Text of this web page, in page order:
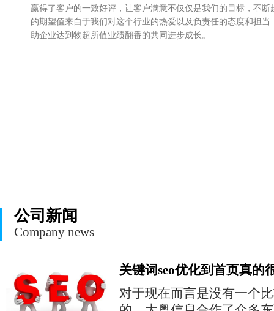
赢得了客户的一致好评，让客户满意不仅仅是我们的目标，不断
的期望值来自于我们对这个行业的热爱以及负责任的态度和担当
助企业达到物超所值业绩翻番的共同进步成长。
公司新闻
Company news
关键词seo优化到首页真的
对于现在而言是没有一个